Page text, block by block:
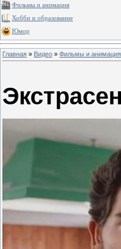
Фильмы и анимация
Хобби и образование
Юмор
Главная » Видео » Фильмы и анимация